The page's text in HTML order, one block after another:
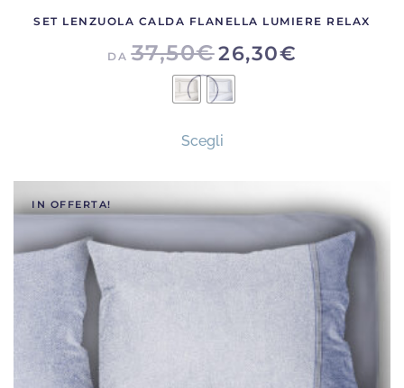
SET LENZUOLA CALDA FLANELLA LUMIERE RELAX
DA37,50€26,30€
Scegliprodotto
più
Le
opzioni
possono
IN OFFERTA!